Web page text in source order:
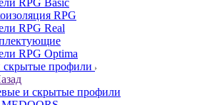
RPG Basic
RPG
RPG Real
RPG Optima
скрытые профили
и скрытые профили